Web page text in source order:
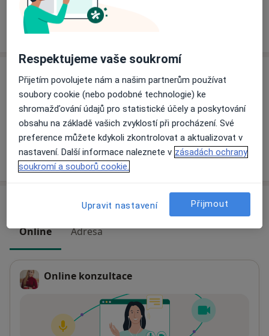
Nutriční terapie
850 Kč Detaily
Jak fungují ceny?
Online Adresa
Online konzultace
Respektujeme vaše soukromí
Přijetím povolujete nám a našim partnerům používat
soubory cookie (nebo podobné technologie) ke
shromažďování údajů pro statistické účely a poskytování
obsahu na základě vašich zvyklostí při procházení. Své
preference můžete kdykoli zkontrolovat a aktualizovat v
nastavení. Další informace naleznete v zásadách ochrany
soukromí a souborů cookie.
Upravit nastavení Přijmout